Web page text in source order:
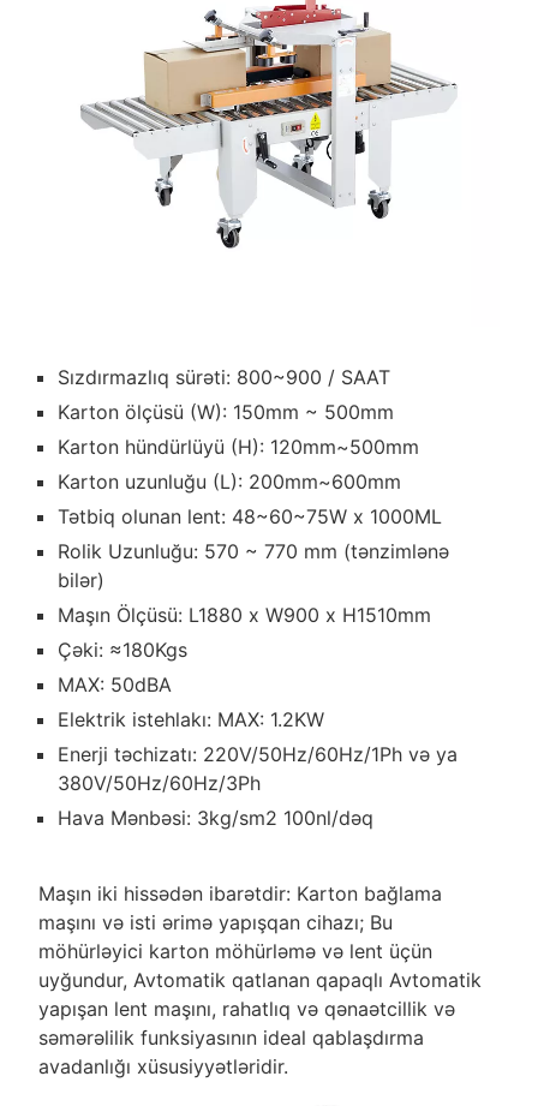
Sızdırmazlıq sürəti: 800~900 / SAAT
Karton ölçüsü (W): 150mm ~ 500mm
Karton hündürlüyü (H): 120mm~500mm
Karton uzunluğu (L): 200mm~600mm
Tətbiq olunan lent: 48~60~75W x 1000ML
Rolik Uzunluğu: 570 ~ 770 mm (tənzimlənə
bilər)
Maşın Ölçüsü: L1880 x W900 x H1510mm
Çəki: ≈180Kgs
MAX: 50dBA
Elektrik istehlakı: MAX: 1.2KW
Enerji təchizatı: 220V/50Hz/60Hz/1Ph və ya
380V/50Hz/60Hz/3Ph
Hava Mənbəsi: 3kg/sm2 100nl/dəq
Maşın iki hissədən ibarətdir: Karton bağlama
maşını və isti ərimə yapışqan cihazı; Bu
möhürləyici karton möhürləmə və lent üçün
uyğundur, Avtomatik qatlanan qapaqlı Avtomatik
yapışan lent maşını, rahatlıq və qənaətcillik və
səmərəlilik funksiyasının ideal qablaşdırma
avadanlığı xüsusiyyətləridir.